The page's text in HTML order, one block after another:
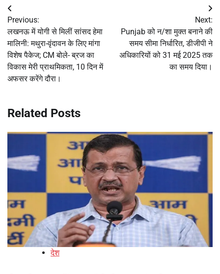
Post
navigation
Previous:
लखनऊ में योगी से मिलीं सांसद हेमा
मालिनी: मथुरा-वृंदावन के लिए मांगा
विशेष पैकेज; CM बोले- ब्रज का
विकास मेरी प्राथमिकता, 10 दिन में
अफसर करेंगे दौरा।
Next:
Punjab को न/शा मुक्त बनाने की
समय सीमा निर्धारित, डीजीपी ने
अधिकारियों को 31 मई 2025 तक
का समय दिया।
Related Posts
देश